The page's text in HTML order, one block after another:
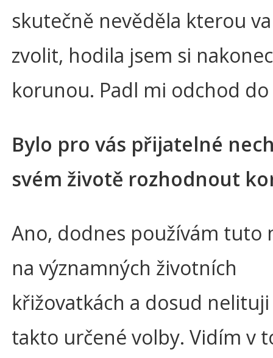
skutečně nevěděla kterou
zvolit, hodila jsem si nakonec
korunou. Padl mi odchod do
Bylo pro vás přijatelné
svém životě rozhodnout
Ano, dodnes používám tuto
na významných životních
křižovatkách a dosud
takto určené volby. Vidím v